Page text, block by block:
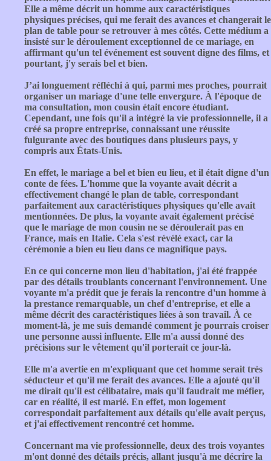
Elle a même décrit un homme aux caractéristiques
physiques précises, qui me ferait des avances et changerait le
plan de table pour se retrouver à mes côtés. Cette médium a
insisté sur le déroulement exceptionnel de ce mariage, en
affirmant qu'un tel événement est souvent digne des films, et
pourtant, j'y serais bel et bien.
J’ai longuement réfléchi à qui, parmi mes proches, pourrait
organiser un mariage d'une telle envergure. À l'époque de
ma consultation, mon cousin était encore étudiant.
Cependant, une fois qu'il a intégré la vie professionnelle, il a
créé sa propre entreprise, connaissant une réussite
fulgurante avec des boutiques dans plusieurs pays, y
compris aux États-Unis.
En effet, le mariage a bel et bien eu lieu, et il était digne d'un
conte de fées. L'homme que la voyante avait décrit a
effectivement changé le plan de table, correspondant
parfaitement aux caractéristiques physiques qu'elle avait
mentionnées. De plus, la voyante avait également précisé
que le mariage de mon cousin ne se déroulerait pas en
France, mais en Italie. Cela s'est révélé exact, car la
cérémonie a bien eu lieu dans ce magnifique pays.
En ce qui concerne mon lieu d'habitation, j'ai été frappée
par des détails troublants concernant l'environnement. Une
voyante m'a prédit que je ferais la rencontre d'un homme à
la prestance remarquable, un chef d'entreprise, et elle a
même décrit des caractéristiques liées à son travail. À ce
moment-là, je me suis demandé comment je pourrais croiser
une personne aussi influente. Elle m'a aussi donné des
précisions sur le vêtement qu'il porterait ce jour-là.
Elle m'a avertie en m'expliquant que cet homme serait très
séducteur et qu'il me ferait des avances. Elle a ajouté qu'il
me dirait qu'il est célibataire, mais qu'il faudrait me méfier,
car en réalité, il est marié. En effet, mon logement
correspondait parfaitement aux détails qu'elle avait perçus,
et j'ai effectivement rencontré cet homme.
Concernant ma vie professionnelle, deux des trois voyantes
m'ont donné des détails précis, allant jusqu'à me décrire la